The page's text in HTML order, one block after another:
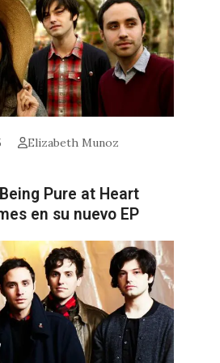
Elizabeth Munoz
Pure at Heart
en su nuevo EP